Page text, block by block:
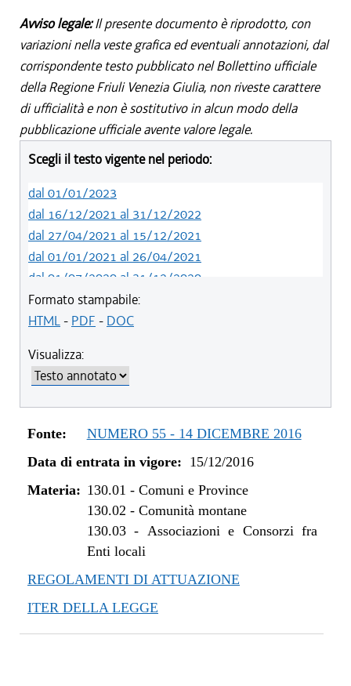
Avviso legale:Il presente documento è riprodotto, con
variazioni nella veste grafica ed eventuali annotazioni, dal
corrispondente testo pubblicato nel Bollettino ufficiale
della Regione Friuli Venezia Giulia, non riveste carattere
di ufficialità e non è sostitutivo in alcun modo della
pubblicazione ufficiale avente valore legale.
Scegli il testo vigente nel periodo:
dal 01/01/2023
dal 16/12/2021 al 31/12/2022
dal 27/04/2021 al 15/12/2021
dal 01/01/2021 al 26/04/2021
dal 01/07/2020 al 31/12/2020
dal 01/01/2020 al 30/06/2020
dal 19/12/2019 al 31/12/2019
dal 01/01/2019 al 30/04/2019
dal 08/11/2018 al 31/12/2018
dal 16/08/2018 al 07/11/2018
dal 05/01/2018 al 15/08/2018
dal 28/09/2017 al 10/11/2017
dal 10/08/2017 al 27/09/2017
dal 27/04/2017 al 09/08/2017
dal 09/01/2017 al 26/04/2017
dal 15/12/2016 al 08/01/2017
Formato stampabile:
HTML- PDF - DOC
Visualizza:
Fonte:
NUMERO 55 - 14 DICEMBRE 2016
Data di entrata in vigore: 15/12/2016
Materia: 130.01 - Comuni e Province
130.02 - Comunità montane
130.03- Associazioni e Consorzi fra
Enti locali
REGOLAMENTI DI ATTUAZIONE
ITER DELLA LEGGE